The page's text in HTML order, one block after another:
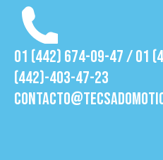
01 (442) 674-09-47 / 01
(442)-403-47-23